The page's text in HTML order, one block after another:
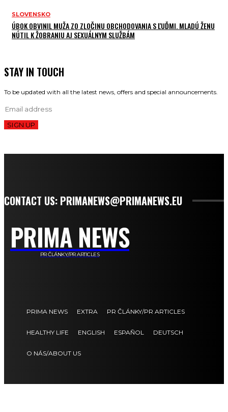
SLOVENSKO
ÚBOK OBVINIL MUŽA ZO ZLOČINU OBCHODOVANIA S ĽUĎMI. MLADÚ ŽENU
NÚTIL K ŽOBRANIU AJ SEXUÁLNYM SLUŽBÁM
STAY IN TOUCH
To be updated with all the latest news, offers and special announcements.
SIGN UP
CONTACT US: PRIMANEWS@PRIMANEWS.EU
PRIMA NEWS
PR ČLÁNKY/PR ARTICLES
PRIMA NEWS EXTRA PR ČLÁNKY/PR ARTICLES
HEALTHY LIFE ENGLISH ESPAÑOL DEUTSCH
O NÁS/ABOUT US